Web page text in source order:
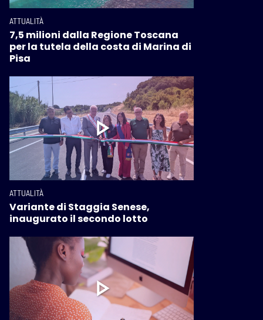
ATTUALITÀ
7,5 milioni dalla Regione Toscana
per la tutela della costa di Marina di
Pisa
ATTUALITÀ
Variante di Staggia Senese,
inaugurato il secondo lotto